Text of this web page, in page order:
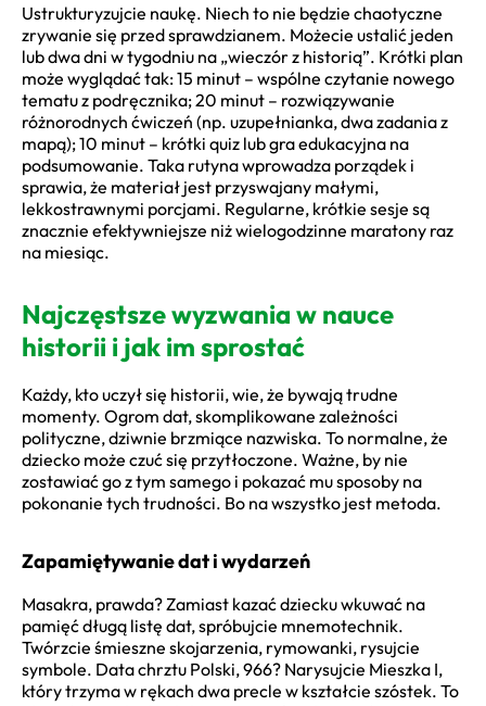
Ustrukturyzujcie naukę. Niech to nie będzie chaotyczne
zrywanie się przed sprawdzianem. Możecie ustalić jeden
lub dwa dni w tygodniu na „wieczór z historią”. Krótki plan
może wyglądać tak: 15 minut – wspólne czytanie nowego
tematu z podręcznika; 20 minut – rozwiązywanie
różnorodnych ćwiczeń (np. uzupełnianka, dwa zadania z
mapą); 10 minut – krótki quiz lub gra edukacyjna na
podsumowanie. Taka rutyna wprowadza porządek i
sprawia, że materiał jest przyswajany małymi,
lekkostrawnymi porcjami. Regularne, krótkie sesje są
znacznie efektywniejsze niż wielogodzinne maratony raz
na miesiąc.
Najczęstsze wyzwania w nauce
historii i jak im sprostać
Każdy, kto uczył się historii, wie, że bywają trudne
momenty. Ogrom dat, skomplikowane zależności
polityczne, dziwnie brzmiące nazwiska. To normalne, że
dziecko może czuć się przytłoczone. Ważne, by nie
zostawiać go z tym samego i pokazać mu sposoby na
pokonanie tych trudności. Bo na wszystko jest metoda.
Zapamiętywanie dat i wydarzeń
Masakra, prawda? Zamiast kazać dziecku wkuwać na
pamięć długą listę dat, spróbujcie mnemotechnik.
Twórzcie śmieszne skojarzenia, rymowanki, rysujcie
symbole. Data chrztu Polski, 966? Narysujcie Mieszka I,
który trzyma w rękach dwa precle w kształcie szóstek. To